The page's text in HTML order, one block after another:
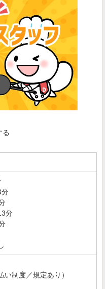
る
シーンで
分
分
分
制度／規定あり）